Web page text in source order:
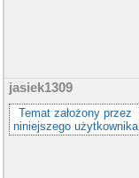
jasiek1309
Temat założony przez
niniejszego użytkownika